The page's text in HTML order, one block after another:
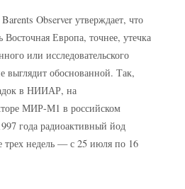
Observer утверждает, что
Европа, точнее, утечка
или исследовательского
выглядит обоснованной. Так,
в НИИАР, на
МИР-М1 в российском
года радиоактивный йод
трех недель — с 25 июля по 16